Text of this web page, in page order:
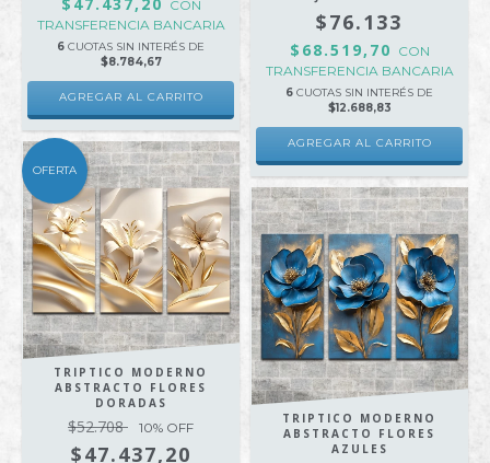
CON
TRANSFERENCIA BANCARIA
6 CUOTAS SIN INTERÉS DE
$8.784,67
AGREGAR AL CARRITO
$76.133
$68.519,70 CON
TRANSFERENCIA BANCARIA
6 CUOTAS SIN INTERÉS DE
$12.688,83
AGREGAR AL CARRITO
OFERTA
TRIPTICO MODERNO
ABSTRACTO FLORES
DORADAS
$52.708 10% OFF
$47.437,20
TRIPTICO MODERNO
ABSTRACTO FLORES
AZULES